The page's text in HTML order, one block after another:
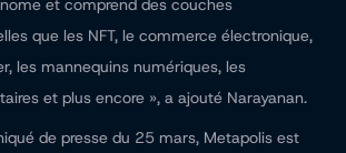
et comprend des couches
que les NFT, le commerce électronique,
les mannequins numériques, les
et plus encore », a ajouté Narayanan.
de presse du 25 mars, Metapolis est